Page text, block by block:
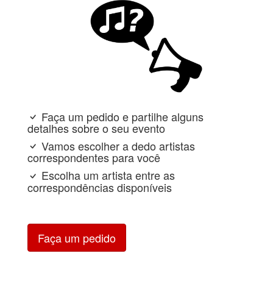
Faça um pedido e partilhe alguns
detalhes sobre o seu evento
Vamos escolher a dedo artistas
correspondentes para você
Escolha um artista entre as
correspondências disponíveis
Faça um pedido